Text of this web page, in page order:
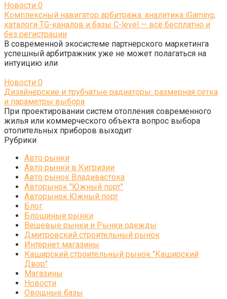
Новости 0
Комплексный навигатор арбитража: аналитика iGaming,
каталоги TG-каналов и базы C-level — всё бесплатно и
без регистрации
В современной экосистеме партнерского маркетинга
успешный арбитражник уже не может полагаться на
интуицию или
Новости 0
Дизайнерские и трубчатые радиаторы: размерная сетка
и параметры выбора
При проектировании систем отопления современного
жилья или коммерческого объекта вопрос выбора
отопительных приборов выходит
Рубрики
Авто рынки
Авто рынки в Кигризии
Авто рынок Владивастока
Авторынок "Южный порт"
Авторынок Южный порт
Блог
Блошиные рынки
Вещевые рынки и Рынки одежды
Дмитровский строительный рынок
Интернет магазины
Каширский строительный рынок "Каширский
Двор"
Магазины
Новости
Овощные базы